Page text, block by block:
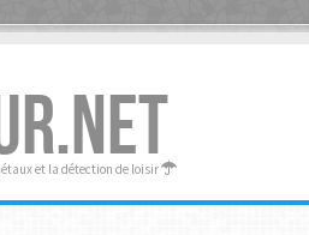
et la détection de loisir